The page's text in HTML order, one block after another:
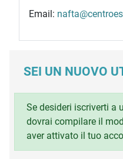
Email:
SEI UN NUOVO
Se desideri iscriverti a
dovrai compilare il
aver attivato il tuo